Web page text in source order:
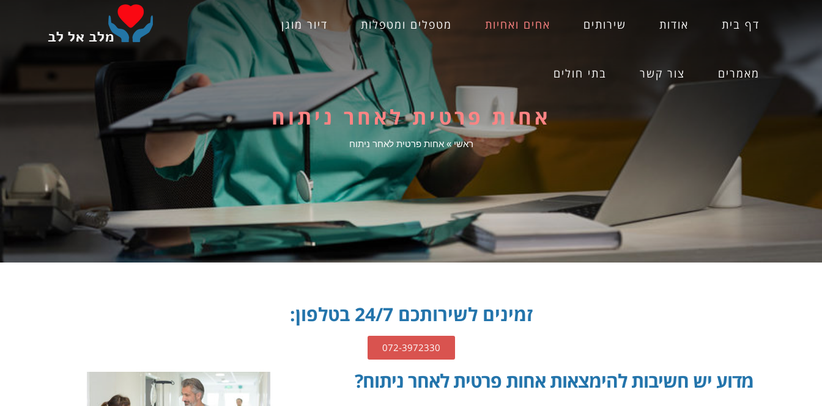
דף בית אודות שירותים אחים ואחיות מטפלים ומטפלות דיור מוגן
מאמרים צור קשר בתי חולים
אחות פרטית לאחר ניתוח
ראשי » אחות פרטית לאחר ניתוח
זמינים לשירותכם 24/7 בטלפון:
072-3972330
מדוע יש חשיבות להימצאות אחות פרטית לאחר ניתוח?